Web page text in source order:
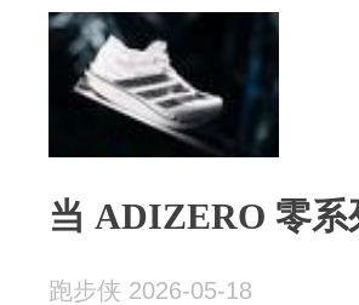
当 ADIZERO 零
跑步侠 2026-05-18